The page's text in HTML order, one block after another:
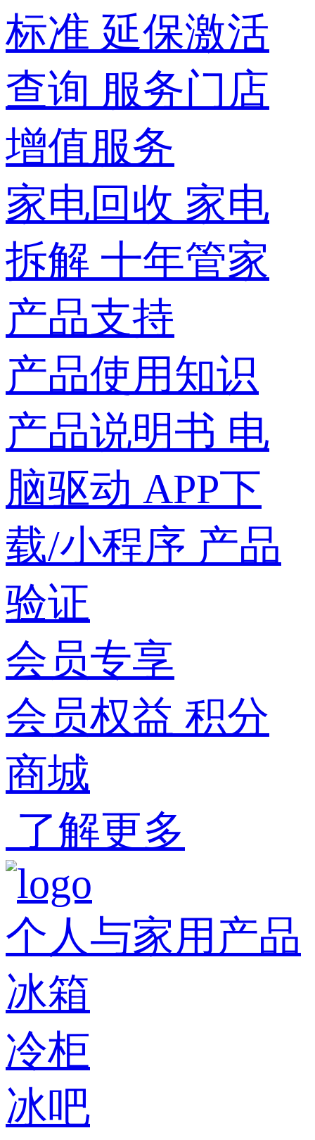
标准 延保激活
查询 服务门店
增值服务
家电回收 家电
拆解 十年管家
产品支持
产品使用知识
产品说明书 电
脑驱动 APP下
载/小程序 产品
验证
会员专享
会员权益 积分
商城
了解更多
个人与家用产品
冰箱
冷柜
冰吧